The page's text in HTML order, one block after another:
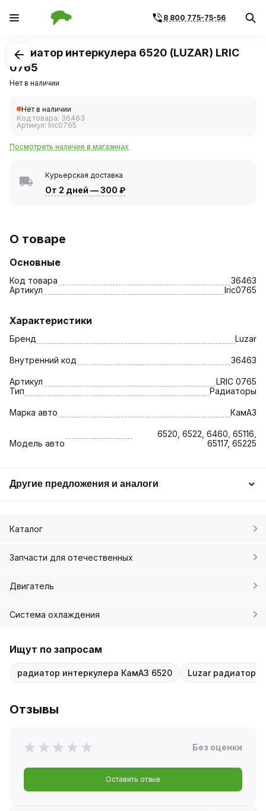
8 800 775-75-56
1/1
Радиатор интеркулера 6520 (LUZAR) LRIC
0765
Нет в наличии
Нет в наличии
Код товара: 36463
Артикул: lric0765
Посмотреть наличие в магазинах
Курьерская доставка
От 2 дней —300 ₽
О товаре
Основные
Код товара
36463
Артикул
lric0765
Характеристики
Бренд Luzar
Внутренний код 36463
Артикул
LRIC 0765
Тип
Радиаторы
Марка авто КамАЗ
Модель авто
6520, 6522, 6460, 65116,
65117, 65225
Другие предложения и аналоги
Каталог
Запчасти для отечественных
Двигатель
Система охлаждения
Ищут по запросам
радиатор интеркулера КамАЗ 6520 Luzar радиатор
Отзывы
Без оценки
Оставить отзыв